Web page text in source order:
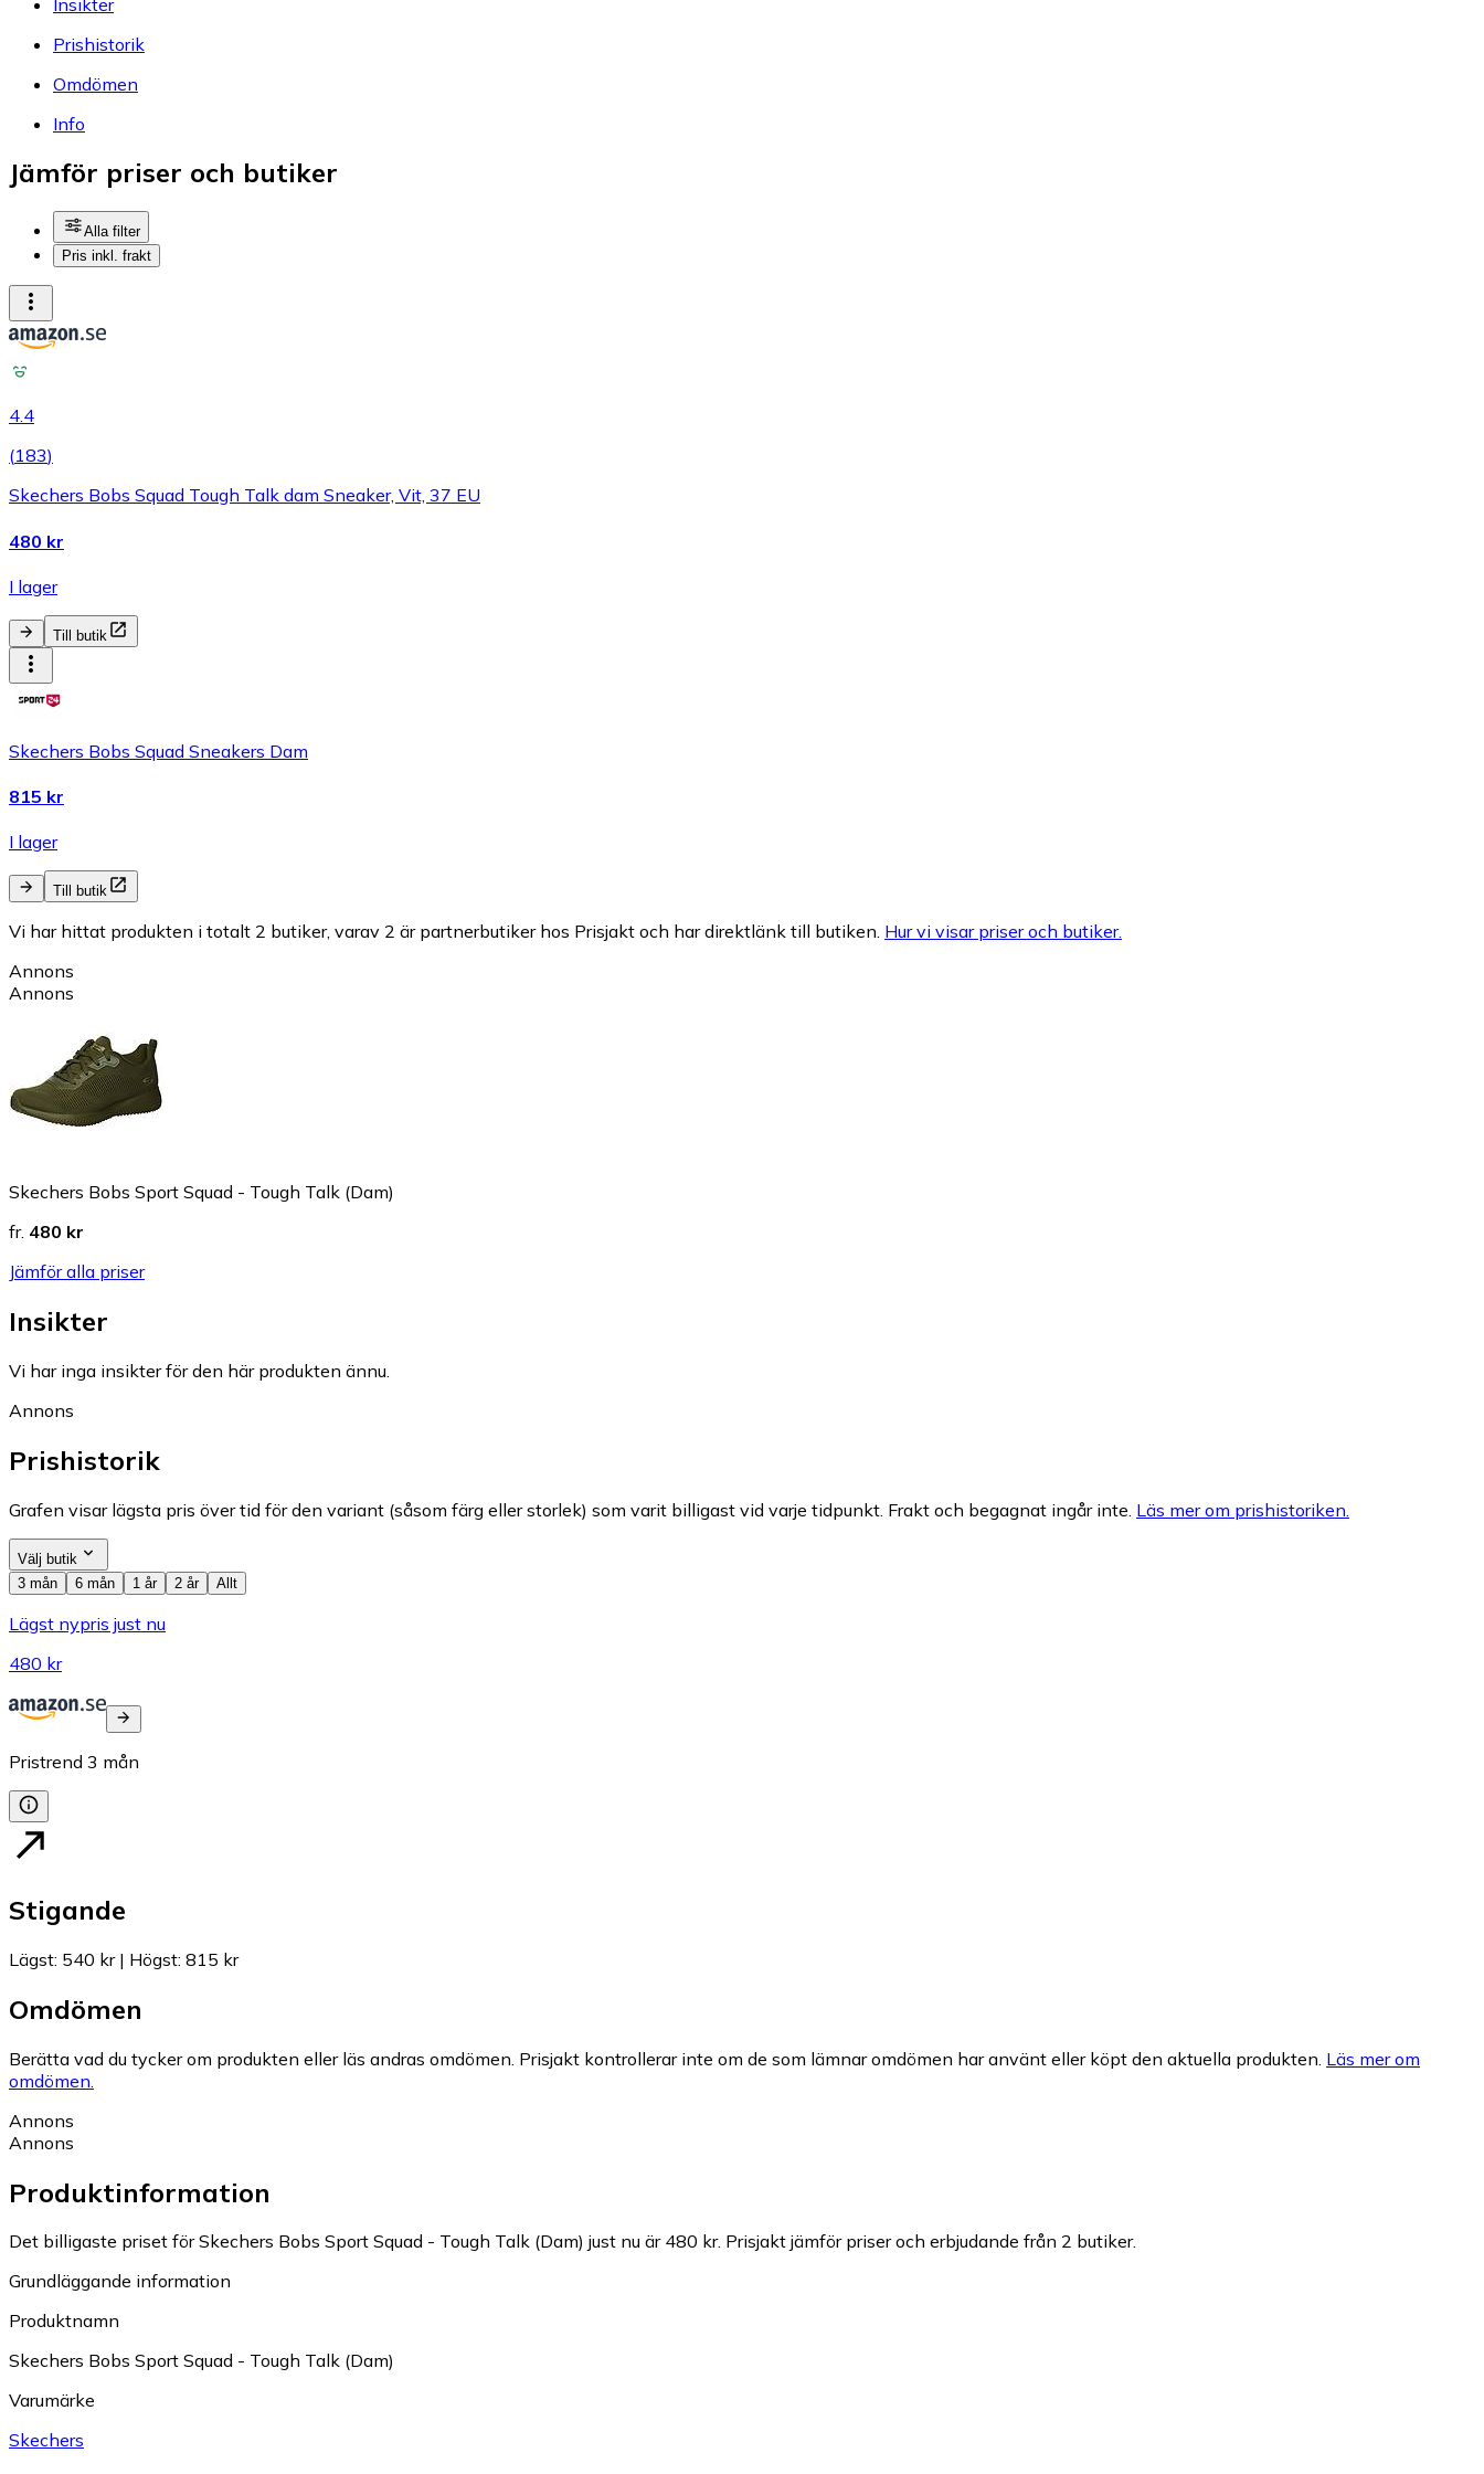
Prishistorik
Omdömen
Info
Jämför priser och butiker
Alla filter
Pris inkl. frakt
4.4
(183)
Skechers Bobs Squad Tough Talk dam Sneaker, Vit, 37 EU
480 kr
I lager
Till butik
Skechers Bobs Squad Sneakers Dam
815 kr
I lager
Till butik
Vi har hittat produkten i totalt 2 butiker, varav 2 är partnerbutiker hos Prisjakt och har direktlänk till butiken. Hur vi visar priser och butiker.
Annons
Annons
Skechers Bobs Sport Squad - Tough Talk (Dam)
fr. 480 kr
Jämför alla priser
Insikter
Vi har inga insikter för den här produkten ännu.
Annons
Prishistorik
Grafen visar lägsta pris över tid för den variant (såsom färg eller storlek) som varit billigast vid varje tidpunkt. Frakt och begagnat ingår inte. Läs mer om prishistoriken.
Välj butik
3 mån
6 mån 1 år 2 år Allt
Lägst nypris just nu
480 kr
Pristrend 3 mån
Stigande
Lägst: 540 kr| Högst: 815 kr
Omdömen
Berätta vad du tycker om produkten eller läs andras omdömen. Prisjakt kontrollerar inte om de som lämnar omdömen har använt eller köpt den aktuella produkten. Läs mer om
omdömen.
Annons
Annons
Produktinformation
Det billigaste priset för Skechers Bobs Sport Squad - Tough Talk (Dam) just nu är 480 kr. Prisjakt jämför priser och erbjudande från 2 butiker.
Grundläggande information
Produktnamn
Skechers Bobs Sport Squad - Tough Talk (Dam)
Varumärke
Skechers